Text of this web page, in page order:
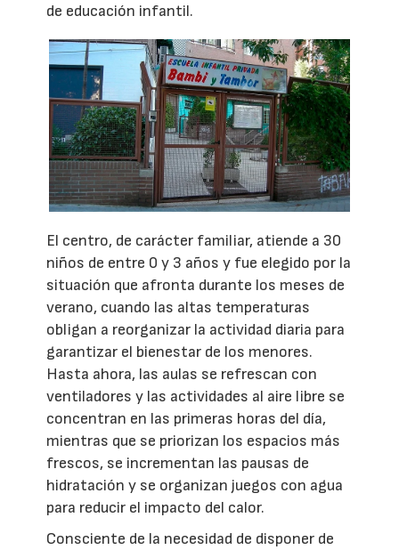
de educación infantil.
El centro, de carácter familiar, atiende a 30
niños de entre 0 y 3 años y fue elegido por la
situación que afronta durante los meses de
verano, cuando las altas temperaturas
obligan a reorganizar la actividad diaria para
garantizar el bienestar de los menores.
Hasta ahora, las aulas se refrescan con
ventiladores y las actividades al aire libre se
concentran en las primeras horas del día,
mientras que se priorizan los espacios más
frescos, se incrementan las pausas de
hidratación y se organizan juegos con agua
para reducir el impacto del calor.
Consciente de la necesidad de disponer de